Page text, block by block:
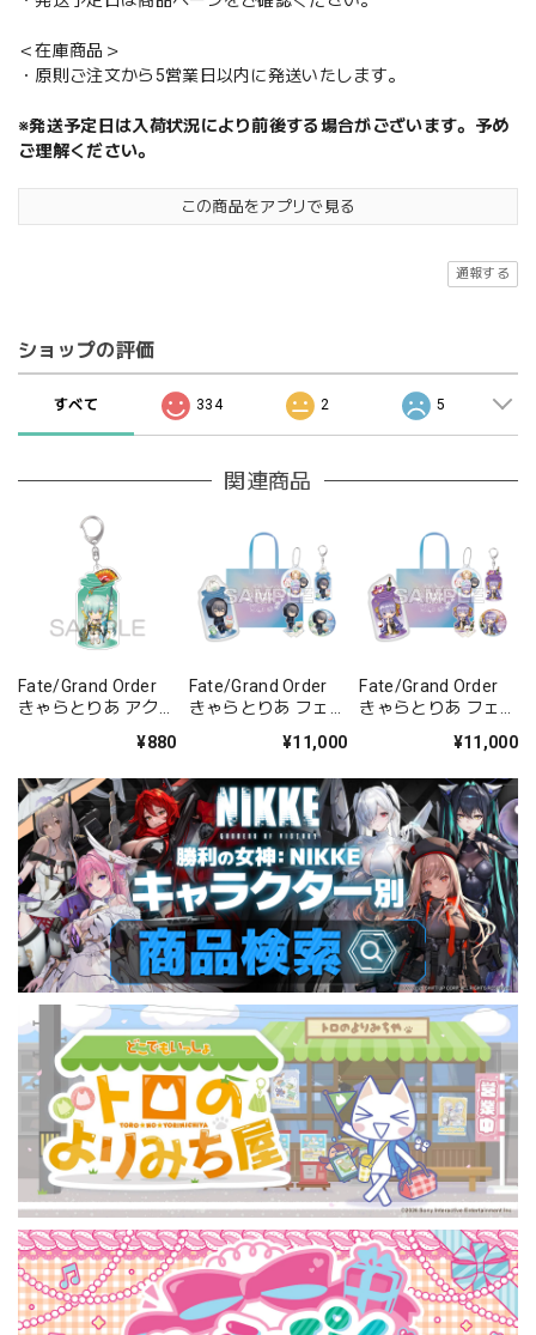
＜在庫商品＞
・原則ご注文から5営業日以内に発送いたします。
※発送予定日は入荷状況により前後する場合がございます。予め
ご理解ください。
この商品をアプリで見る
通報する
ショップの評価
すべて 334 2 5
関連商品
Fate/Grand Order
きゃらとりあ アクリ
¥880
Fate/Grand Order
きゃらとりあ フェス
ー/オベロン〔不機
ン〕
¥11,000
Fate/Grand Order
きゃらとりあ フェス
サー/BBドバイ¥11,000